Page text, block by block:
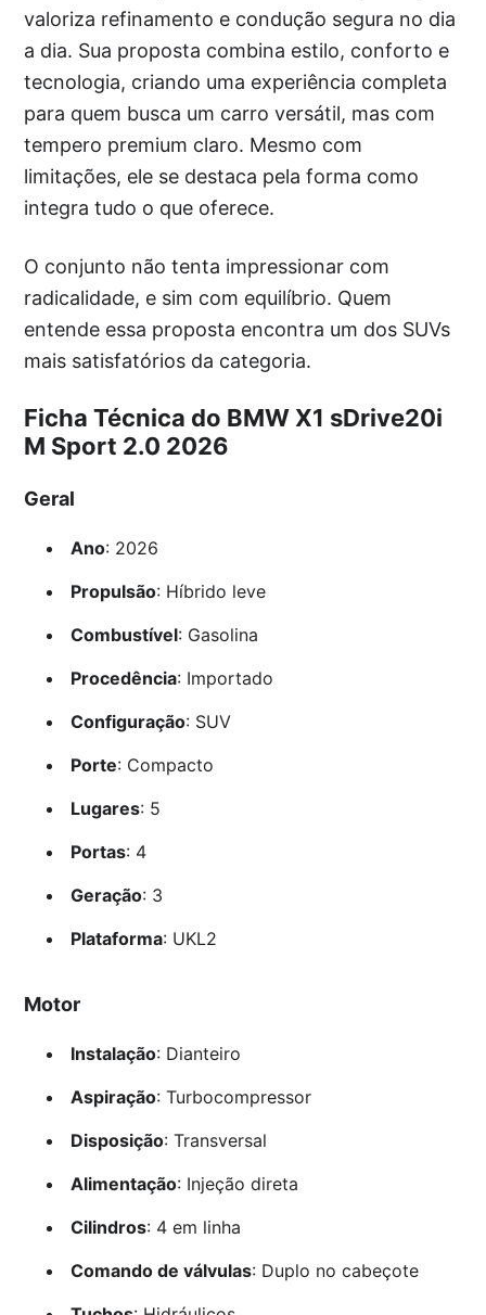
valoriza refinamento e condução segura no dia
a dia. Sua proposta combina estilo, conforto e
tecnologia, criando uma experiência completa
para quem busca um carro versátil, mas com
tempero premium claro. Mesmo com
limitações, ele se destaca pela forma como
integra tudo o que oferece.
O conjunto não tenta impressionar com
radicalidade, e sim com equilíbrio. Quem
entende essa proposta encontra um dos SUVs
mais satisfatórios da categoria.
Ficha Técnica do BMW X1 sDrive20i
M Sport 2.0 2026
Geral
Ano: 2026
Propulsão: Híbrido leve
Combustível: Gasolina
Procedência: Importado
Configuração: SUV
Porte: Compacto
Lugares: 5
Portas: 4
Geração: 3
Plataforma: UKL2
Motor
Instalação: Dianteiro
Aspiração: Turbocompressor
Disposição: Transversal
Alimentação: Injeção direta
Cilindros: 4 em linha
Comando de válvulas: Duplo no cabeçote